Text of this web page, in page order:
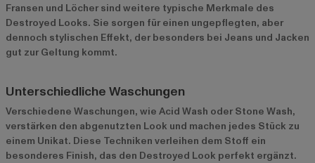
Fransen und Löcher sind weitere typische Merkmale des
Destroyed Looks. Sie sorgen für einen ungepflegten, aber
dennoch stylischen Effekt, der besonders bei Jeans und Jacken
gut zur Geltung kommt.
Unterschiedliche Waschungen
Verschiedene Waschungen, wie Acid Wash oder Stone Wash,
verstärken den abgenutzten Look und machen jedes Stück zu
einem Unikat. Diese Techniken verleihen dem Stoff ein
besonderes Finish, das den Destroyed Look perfekt ergänzt.